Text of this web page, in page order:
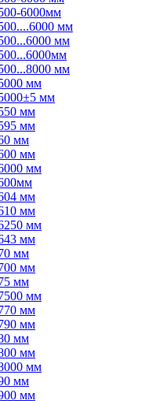
6000мм
мм
мм
мм
мм
мм
мм
мм
мм
мм
мм
мм
мм
мм
мм
мм
мм
мм
мм
мм
мм
мм
мм
мм
мм
мм